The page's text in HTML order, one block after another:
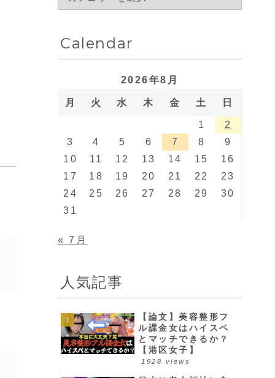
Calendar
2026年8月
月 火 水 木 金 土 日
1
2
3
4 5 6 7 8
9
10
11 12 13 14 15
16
17
18 19 20 21 22
23
24
25 26 27 28 29
30
31
« 7月
人気記事
【論文】美容整形フ
ル課金女はハイスペ
とマッチできるか？
【港区女子】
1928 views